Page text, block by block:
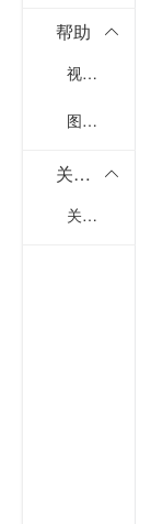
帮助
视频教程
图文解析
关于我
关于橄榄树林